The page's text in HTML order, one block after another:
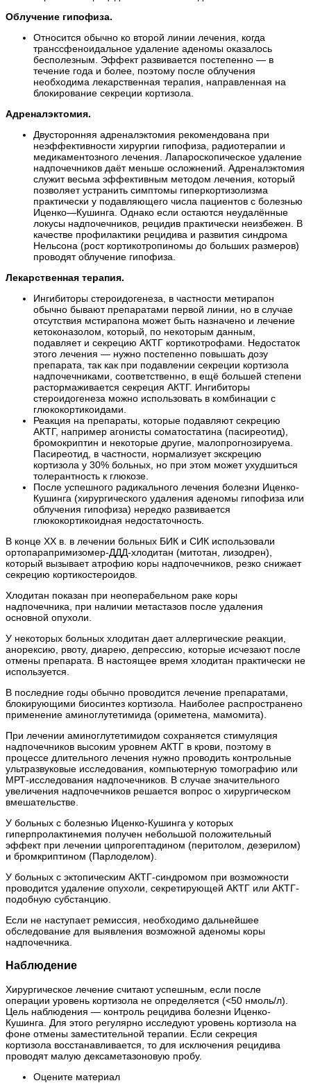
Облучение гипофиза.
Относится обычно ко второй линии лечения, когда
транссфеноидальное удаление аденомы оказалось
бесполезным. Эффект развивается постепенно — в
течение года и более, поэтому после облучения
необходима лекарственная терапия, направленная на
блокирование секреции кортизола.
Адреналэктомия.
Двусторонняя адреналэктомия рекомендована при
неэффективности хирургии гипофиза, радиотерапии и
медикаментозного лечения. Лапароскопическое удаление
надпочечников даёт меньше осложнений. Адреналэктомия
служит весьма эффективным методом лечения, который
позволяет устранить симптомы гиперкортизолизма
практически у подавляющего числа пациентов с болезнью
Иценко—Кушинга. Однако если остаются неудалённые
локусы надпочечников, рецидив практически неизбежен. В
качестве профилактики рецидива и развития синдрома
Нельсона (рост кортикотропиномы до больших размеров)
проводят облучение гипофиза.
Лекарственная терапия.
Ингибиторы стероидогенеза, в частности метирапон
обычно бывают препаратами первой линии, но в случае
отсутствия мстирапона может быть назначено и лечение
кетоконазолом, который, по некоторым данным,
подавляет и секрецию АКТГ кортикотрофами. Недостаток
этого лечения — нужно постепенно повышать дозу
препарата, так как при подавлении секреции кортизола
надпочечниками, соответственно, в ещё большей степени
растормаживается секреция АКТГ. Ингибиторы
стероидогенеза можно использовать в комбинации с
глюкокортикоидами.
Реакция на препараты, которые подавляют секрецию
АКТГ, например агонисты соматостатина (пасиреотид),
бромокриптин и некоторые другие, малопрогнозируема.
Пасиреотид, в частности, нормализует экскрецию
кортизола у 30% больных, но при этом может ухудшиться
толерантность к глюкозе.
После успешного радикального лечения болезни Иценко-
Кушинга (хирургического удаления аденомы гипофиза или
облучения гипофиза) нередко развивается
глюкокортикоидная недостаточность.
В конце XX в. в лечении больных БИК и СИК использовали
ортопарапримизомер-ДДД-хлодитан (митотан, лизодрен),
который вызывает атрофию коры надпочечников, резко снижает
секрецию кортикостероидов.
Хлодитан показан при неоперабельном раке коры
надпочечника, при наличии метастазов после удаления
основной опухоли.
У некоторых больных хлодитан дает аллергические реакции,
анорексию, рвоту, диарею, депрессию, которые исчезают после
отмены препарата. В настоящее время хлодитан практически не
используется.
В последние годы обычно проводится лечение препаратами,
блокирующими биосинтез кортизола. Наиболее распространено
применение аминоглутетимида (ориметена, мамомита).
При лечении аминоглутетимидом сохраняется стимуляция
надпочечников высоким уровнем АКТГ в крови, поэтому в
процессе длительного лечения нужно проводить контрольные
ультразвуковые исследования, компьютерную томографию или
МРТ-исследования надпочечников. В случае значительного
увеличения надпочечников решается вопрос о хирургическом
вмешательстве.
У больных с болезнью Иценко-Кушинга у которых
гиперпролактинемия получен небольшой положительный
эффект при лечении ципрогептадином (перитолом, дезерилом)
и бромкриптином (Парлоделом).
У больных с эктопическим АКТГ-синдромом при возможности
проводится удаление опухоли, секретирующей АКТГ или АКТГ-
подобную субстанцию.
Если не наступает ремиссия, необходимо дальнейшее
обследование для выявления возможной аденомы коры
надпочечника.
Наблюдение
Хирургическое лечение считают успешным, если после
операции уровень кортизола не определяется (<50 нмоль/л).
Цель наблюдения — контроль рецидива болезни Иценко-
Кушинга. Для этого регулярно исследуют уровень кортизола на
фоне отмены заместительной терапии. Если секреция
кортизола восстанавливается, то для исключения рецидива
проводят малую дексаметазоновую пробу.
Оцените материал